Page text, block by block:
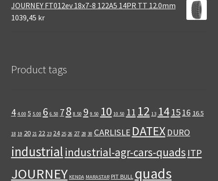
JOURNEY FT012ev 18x7-8 122A5 14PR TT 12.0mm
1039,45 kr
Product tags
4 4.00 5 5.00 6 6.50 78 8.50 9 9.50 10 10.50 11 12 13 14 1516 16.5
18 19 20 21 22 23 24 25 26 27 28 30 CARLISLE DATEX DURO
industrial industrial-agr-cars-quads ITP
JOURNEY KENDA MARASTAR PIT BULL quads